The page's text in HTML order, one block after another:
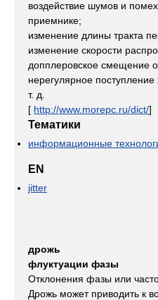
воздействие шумов и
приемнике;
изменение длины тракта
изменение скорости
допплеровское смещение
нерегулярное
т. д.
[ http://www.morepc.ru/dict/]
Тематики
информационные
EN
jitter
дрожь
флуктуации фазы
Отклонения фазы или
Дрожь может приводить к